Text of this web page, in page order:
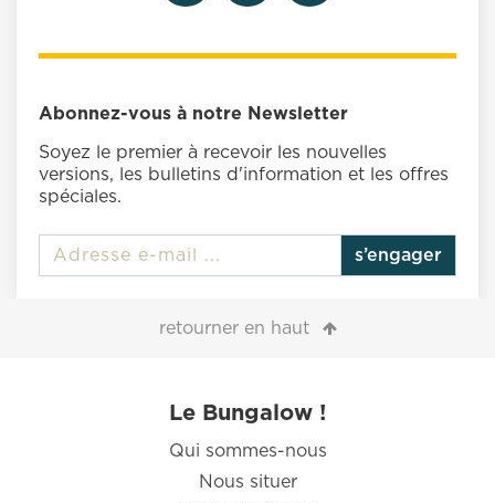
Abonnez-vous à notre Newsletter
Soyez le premier à recevoir les nouvelles
versions, les bulletins d'information et les offres
spéciales.
s’engager
retourner en haut
Le Bungalow !
Qui sommes-nous
Nous situer